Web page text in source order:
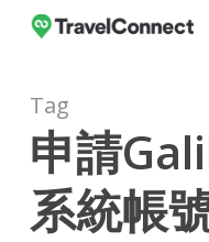
Skip
content
Tag
申請
系統帳